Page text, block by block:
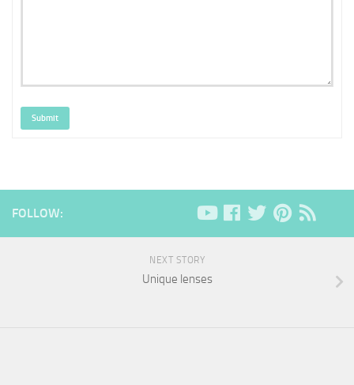
Submit
FOLLOW:
NEXT STORY
Unique lenses